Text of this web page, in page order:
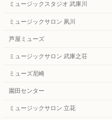
ミュージックスタジオ 武庫川
ミュージックサロン 夙川
芦屋ミューズ
ミュージックサロン 武庫之荘
ミューズ尼崎
園田センター
ミュージックサロン 立花